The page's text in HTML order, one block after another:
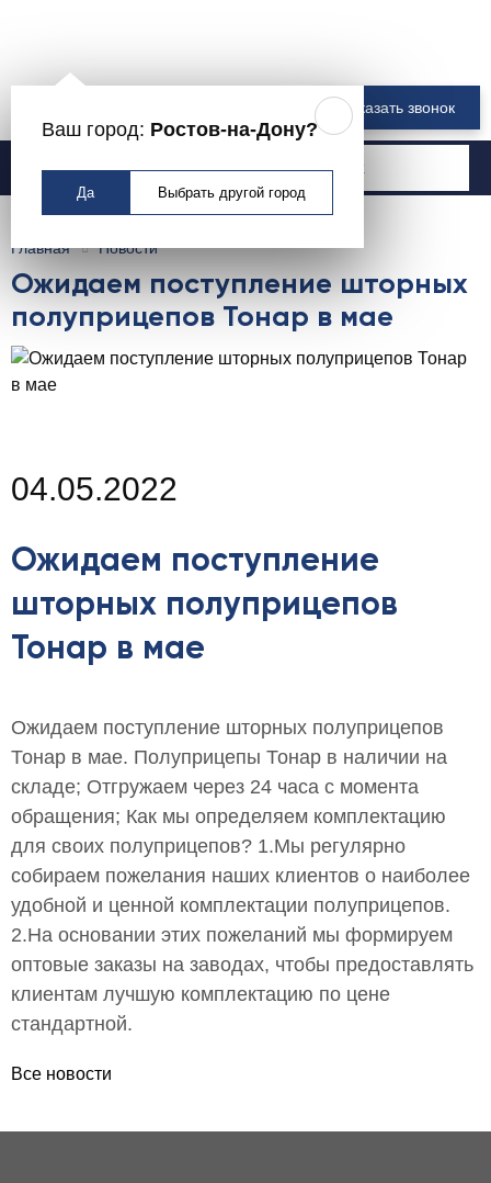
Ваш город: Ростов-на-Дону?
Да Выбрать другой город
Заказать звонок
Москва
Главная Новости
Ожидаем поступление шторных
полуприцепов Тонар в мае
04.05.2022
Ожидаем поступление
шторных полуприцепов
Тонар в мае
Ожидаем поступление шторных полуприцепов
Тонар в мае. Полуприцепы Тонар в наличии на
складе; Отгружаем через 24 часа с момента
обращения; Как мы определяем комплектацию
для своих полуприцепов? 1.Мы регулярно
собираем пожелания наших клиентов о наиболее
удобной и ценной комплектации полуприцепов.
2.На основании этих пожеланий мы формируем
оптовые заказы на заводах, чтобы предоставлять
клиентам лучшую комплектацию по цене
стандартной.
Все новости